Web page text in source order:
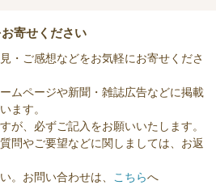
寄せください
・ご感想などをお気軽にお寄せくださ
ムページや新聞・雑誌広告などに掲載
ます。
が、必ずご記入をお願いいたします。
問やご要望などに関しましては、お返
。お問い合わせは、 こちらへ